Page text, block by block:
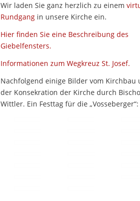
Wir laden Sie ganz herzlich zu einem
Rundgang in unsere Kirche ein.
Hier finden Sie eine Beschreibung des
Giebelfensters.
Informationen zum Wegkreuz St. Josef.
Nachfolgend einige Bilder vom Kirchbau
der Konsekration der Kirche durch
Wittler. Ein Festtag für die „Vosseberger“: